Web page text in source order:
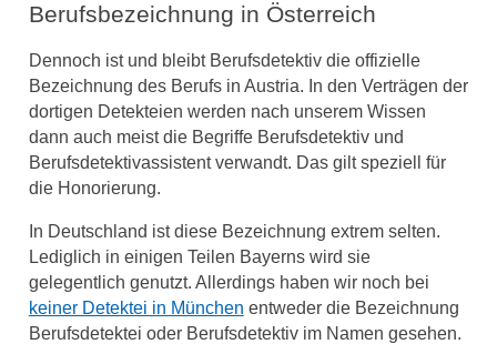
Berufsbezeichnung in Österreich
Dennoch ist und bleibt Berufsdetektiv die offizielle
Bezeichnung des Berufs in Austria. In den Verträgen der
dortigen Detekteien werden nach unserem Wissen
dann auch meist die Begriffe Berufsdetektiv und
Berufsdetektivassistent verwandt. Das gilt speziell für
die Honorierung.
In Deutschland ist diese Bezeichnung extrem selten.
Lediglich in einigen Teilen Bayerns wird sie
gelegentlich genutzt. Allerdings haben wir noch bei
keiner Detektei in München entweder die Bezeichnung
Berufsdetektei oder Berufsdetektiv im Namen gesehen.